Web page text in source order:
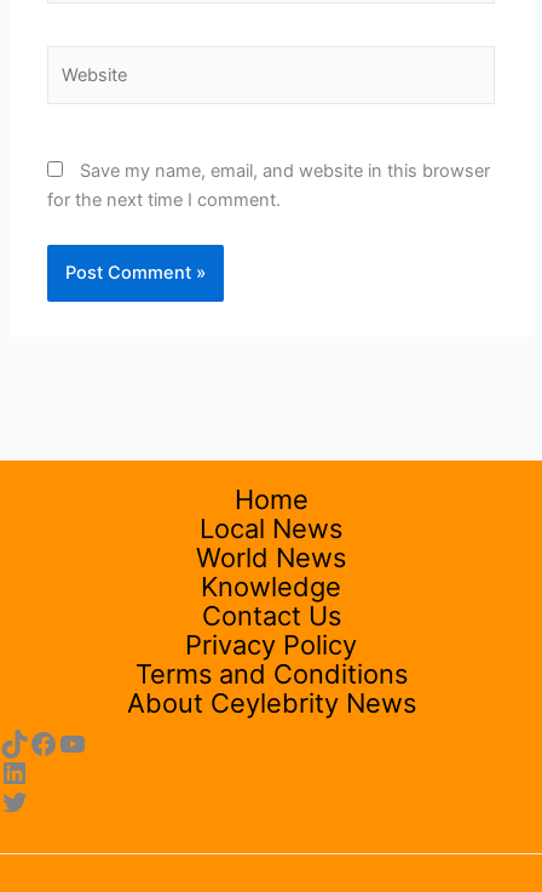
Save my name, email, and website in this browser
for the next time I comment.
Home
Local News
World News
Knowledge
Contact Us
Privacy Policy
Terms and Conditions
About Ceylebrity News